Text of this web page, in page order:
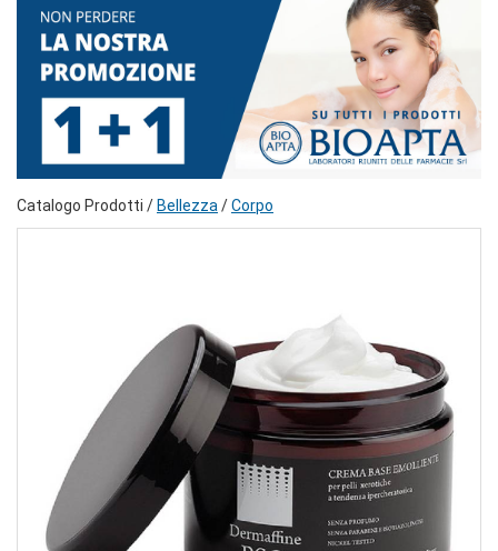
Catalogo Prodotti /Bellezza /Corpo